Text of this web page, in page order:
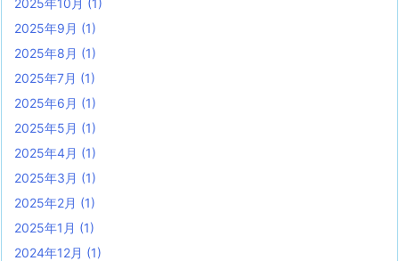
2025年9月 (1)
2025年8月 (1)
2025年7月 (1)
2025年6月 (1)
2025年5月 (1)
2025年4月 (1)
2025年3月 (1)
2025年2月 (1)
2025年1月 (1)
2024年12月 (1)